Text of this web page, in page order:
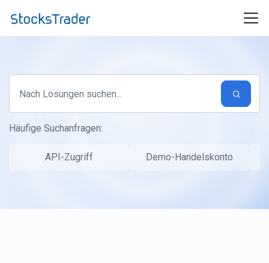
Häufige Suchanfragen:
API-Zugriff Demo-Handelskonto